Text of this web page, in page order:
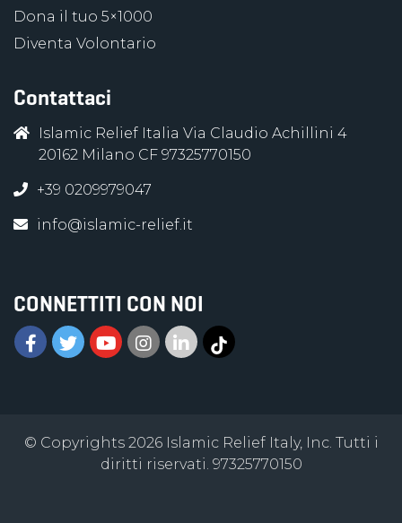
Dona il tuo 5×1000
Diventa Volontario
Contattaci
Islamic Relief Italia Via Claudio Achillini 4
20162 Milano CF 97325770150
+39 0209979047
info@islamic-relief.it
CONNETTITI CON NOI
© Copyrights 2026 Islamic Relief Italy, Inc. Tutti i
diritti riservati. 97325770150